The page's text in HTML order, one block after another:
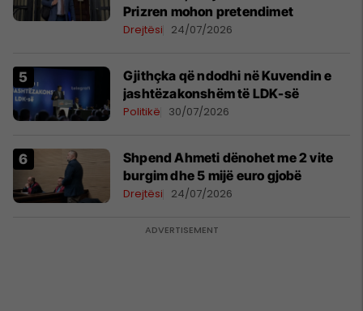
Prizren mohon pretendimet
Drejtësi 24/07/2026
Gjithçka që ndodhi në Kuvendin e
jashtëzakonshëm të LDK-së
Politikë 30/07/2026
Shpend Ahmeti dënohet me 2 vite
burgim dhe 5 mijë euro gjobë
Drejtësi 24/07/2026